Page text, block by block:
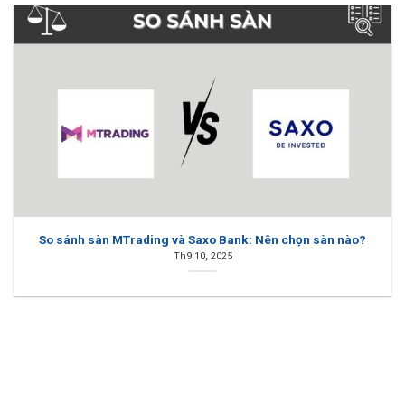
So sánh sàn MTrading và Saxo Bank: Nên chọn sàn nào?
Th9 10, 2025